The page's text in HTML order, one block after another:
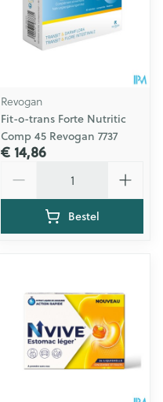
Revogan
Fit-o-trans Forte Nutritic
Comp 45 Revogan 7737
€ 14,86
Bestel